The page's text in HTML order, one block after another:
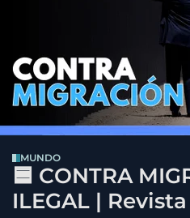
MUNDO
🟦 CONTRA
ILEGAL |